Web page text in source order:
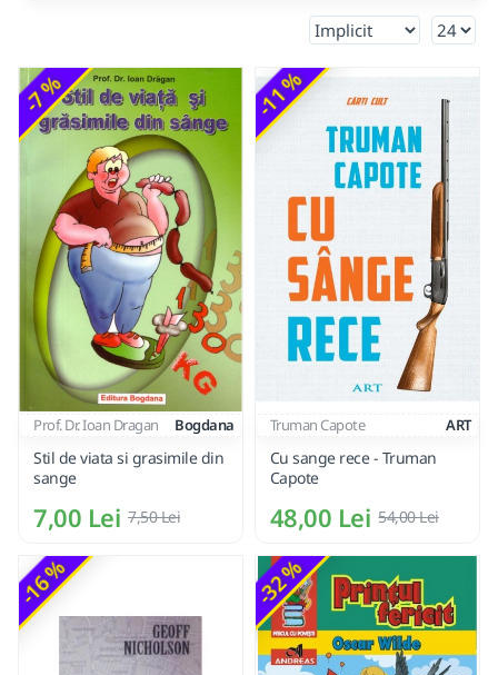
-7 %
Prof. Dr. Ioan Dragan Bogdana
Stil de viata si grasimile din
sange
7,00 Lei 7,50 Lei
-11 %
Truman Capote ART
Cu sange rece - Truman
Capote
48,00 Lei 54,00 Lei
-16 % -32 %